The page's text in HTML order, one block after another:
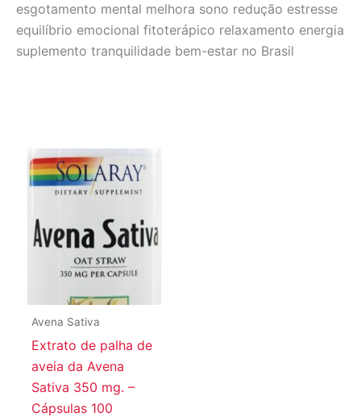
esgotamento mental melhora sono redução estresse
equilíbrio emocional fitoterápico relaxamento energia
suplemento tranquilidade bem-estar no Brasil
Avena Sativa
Extrato de palha de
aveia da Avena
Sativa 350 mg. –
Cápsulas 100